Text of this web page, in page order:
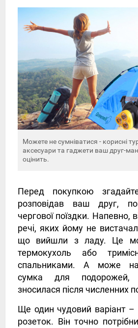
Можете не сумніватися - корисні
аксесуари та гаджети ваш друг-
оцінить.
Перед покупкою
розповідав ваш друг,
чергової поїздки. Напевно,
речі, яких йому не
що вийшли з ладу. Це
термокухоль або
спальниками. А може
сумка для подорожей,
зносилася після численних
Ще один чудовий варіант –
розеток. Він точно